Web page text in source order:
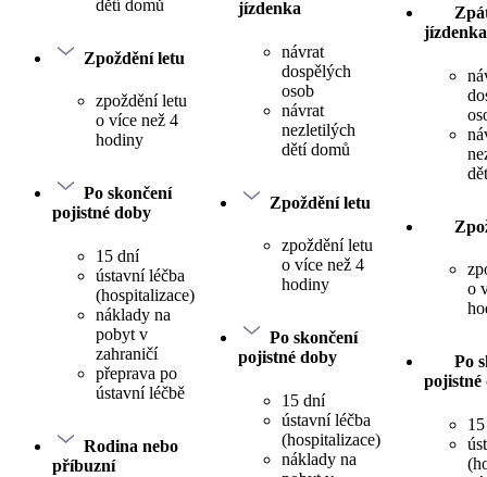
dětí domů
Zpoždění letu
zpoždění letu
o více než 4
hodiny
Po skončení
pojistné doby
15 dní
ústavní léčba
(hospitalizace)
náklady na
pobyt v
zahraničí
přeprava po
ústavní léčbě
Rodina nebo
příbuzní
jízdenka
návrat
dospělých
osob
návrat
nezletilých
dětí domů
Zpoždění letu
zpoždění letu
o více než 4
hodiny
Po skončení
pojistné doby
15 dní
ústavní léčba
(hospitalizace)
náklady na
jízdenka
o
Po
pojistné